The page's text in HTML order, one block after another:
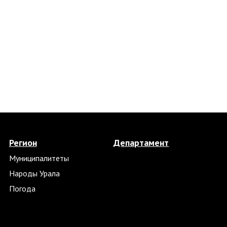
Регион
Муниципалитеты
Народы Урала
Погода
Департамент